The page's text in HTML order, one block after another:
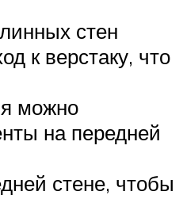
стен
к верстаку, что
можно
на передней
стене, чтобы